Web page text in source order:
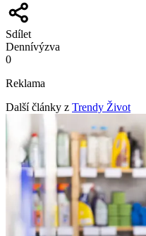
Sdílet
Dennívýzva
0
Reklama
Další články z Trendy Život